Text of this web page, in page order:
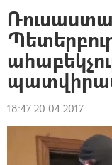
18:47 20.04.2017